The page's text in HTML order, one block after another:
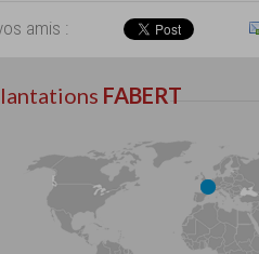
amis :
FABERT